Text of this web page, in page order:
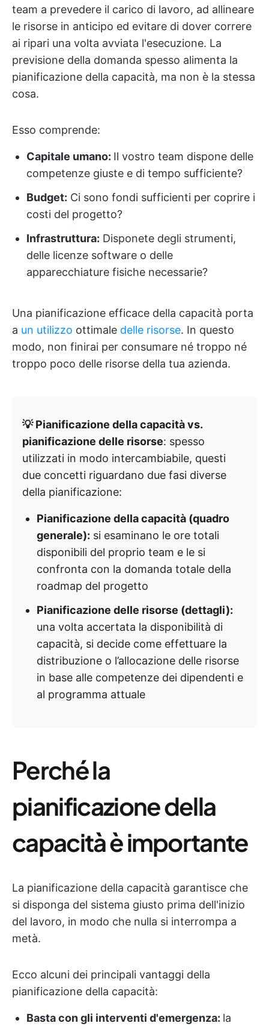
team a prevedere il carico di lavoro, ad allineare
le risorse in anticipo ed evitare di dover correre
ai ripari una volta avviata l'esecuzione. La
previsione della domanda spesso alimenta la
pianificazione della capacità, ma non è la stessa
cosa.
Esso comprende:
Capitale umano: Il vostro team dispone delle
competenze giuste e di tempo sufficiente?
Budget: Ci sono fondi sufficienti per coprire i
costi del progetto?
Infrastruttura: Disponete degli strumenti,
delle licenze software o delle
apparecchiature fisiche necessarie?
Una pianificazione efficace della capacità porta
a un utilizzo ottimale delle risorse. In questo
modo, non finirai per consumare né troppo né
troppo poco delle risorse della tua azienda.
💡 Pianificazione della capacità vs.
pianificazione delle risorse: spesso
utilizzati in modo intercambiabile, questi
due concetti riguardano due fasi diverse
della pianificazione:
Pianificazione della capacità (quadro
generale): si esaminano le ore totali
disponibili del proprio team e le si
confronta con la domanda totale della
roadmap del progetto
Pianificazione delle risorse (dettagli):
una volta accertata la disponibilità di
capacità, si decide come effettuare la
distribuzione o l’allocazione delle risorse
in base alle competenze dei dipendenti e
al programma attuale
Perché la
pianificazione della
capacità è importante
La pianificazione della capacità garantisce che
si disponga del sistema giusto prima dell'inizio
del lavoro, in modo che nulla si interrompa a
metà.
Ecco alcuni dei principali vantaggi della
pianificazione della capacità:
Basta con gli interventi d'emergenza: la